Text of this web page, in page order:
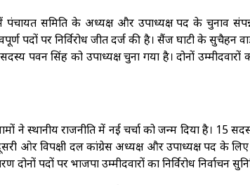
समिति के अध्यक्ष और उपाध्यक्ष पद के चुनाव
पदों पर निर्विरोध जीत दर्ज की है। सैंज घाटी के सुचैहन
पवन सिंह को उपाध्यक्ष चुना गया है। दोनों उम्मीदवारों का
ने स्थानीय राजनीति में नई चर्चा को जन्म दिया है। 15
ओर विपक्षी दल कांग्रेस अध्यक्ष और उपाध्यक्ष पद के
पदों पर भाजपा उम्मीदवारों का निर्विरोध निर्वाचन